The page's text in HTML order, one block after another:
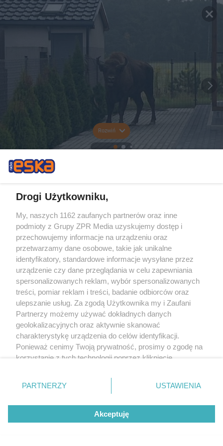
Rozwiń
Drogi Użytkowniku,
My, naszych 1162 zaufanych partnerów oraz inne
podmioty z Grupy ZPR Media uzyskujemy dostęp i
przechowujemy informacje na urządzeniu oraz
przetwarzamy dane osobowe, takie jak unikalne
identyfikatory, standardowe informacje wysyłane przez
urządzenie czy dane przeglądania w celu zapewniania
spersonalizowanych reklam, wybór spersonalizowanych
treści, pomiar reklam i treści, badanie odbiorców oraz
ulepszanie usług. Za zgodą Użytkownika my i Zaufani
Partnerzy możemy używać dokładnych danych
geolokalizacyjnych oraz aktywnie skanować
charakterystykę urządzenia do celów identyfikacji.
Ponieważ cenimy Twoją prywatność, prosimy o zgodę na
korzystanie z tych technologii poprzez kliknięcie
zmienić/wycofać klikając przycisk ustawień prywatności
znajdujący się w lewym dolnym rogu strony
rodzaje przetwarzania danych nie wymagają zgody
użytkownika, ale masz prawo sprzeciwić się takiemu
przetwarzaniu. Preferencje będą miały zastosowanie tylko
PARTNERZY USTAWIENIA
Akceptuję